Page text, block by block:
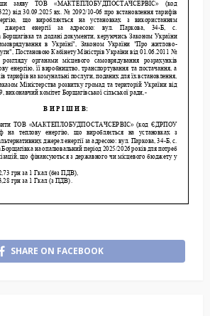
SHARE ON FACEBOOK